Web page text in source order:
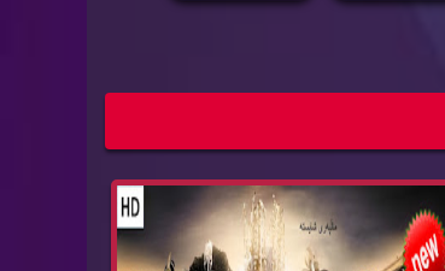
زنجیره‌ درامای سیۆن دیۆك بیدام ئه‌ڵقه‌ی 78